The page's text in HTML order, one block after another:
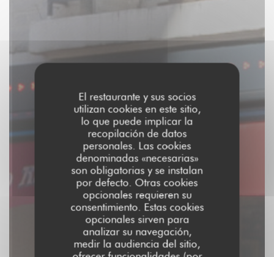
El restaurante y sus socios
utilizan cookies en este sitio,
lo que puede implicar la
recopilación de datos
personales. Las cookies
denominadas «necesarias»
son obligatorias y se instalan
por defecto. Otras cookies
opcionales requieren su
consentimiento. Estas cookies
opcionales sirven para
analizar su navegación,
medir la audiencia del sitio,